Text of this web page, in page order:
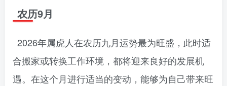
农历9月
2026年属虎人在农历九月运势最为旺盛，此时适
合搬家或转换工作环境，都将迎来良好的发展机
遇。在这个月进行适当的变动，能够为自己带来旺